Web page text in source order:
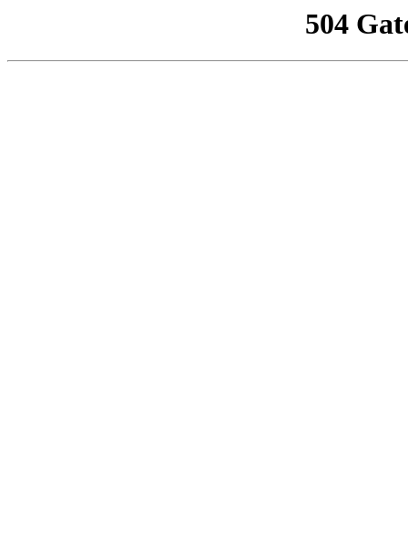
504